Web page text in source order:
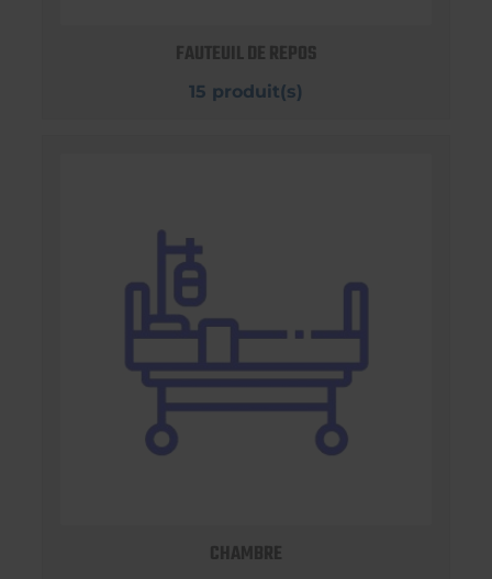
FAUTEUIL DE REPOS
15 produit(s)
CHAMBRE